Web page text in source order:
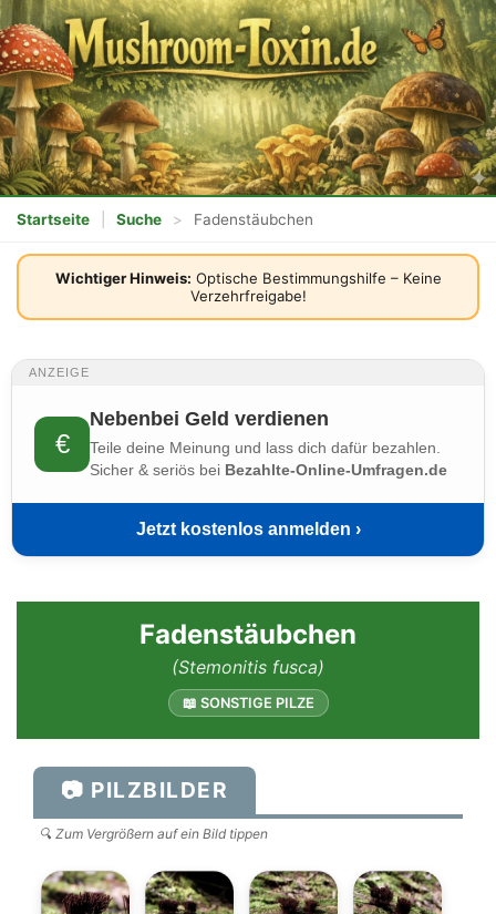
Startseite Suche > Fadenstäubchen
Wichtiger Hinweis: Optische Bestimmungshilfe – Keine
Verzehrfreigabe!
ANZEIGE
€
Nebenbei Geld verdienen
Teile deine Meinung und lass dich dafür bezahlen.
Sicher & seriös bei Bezahlte-Online-Umfragen.de
Jetzt kostenlos anmelden ›
Fadenstäubchen
(Stemonitis fusca)
📖 SONSTIGE PILZE
📷 PILZBILDER
🔍 Zum Vergrößern auf ein Bild tippen